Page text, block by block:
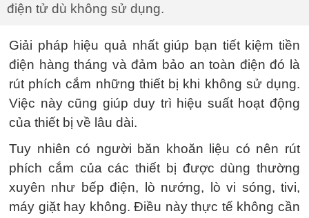
điện tử dù không sử dụng.
Giải pháp hiệu quả nhất giúp bạn tiết kiệm tiền
điện hàng tháng và đảm bảo an toàn điện đó là
rút phích cắm những thiết bị khi không sử dụng.
Việc này cũng giúp duy trì hiệu suất hoạt động
của thiết bị về lâu dài.
Tuy nhiên có người băn khoăn liệu có nên rút
phích cắm của các thiết bị được dùng thường
xuyên như bếp điện, lò nướng, lò vi sóng, tivi,
máy giặt hay không. Điều này thực tế không cần